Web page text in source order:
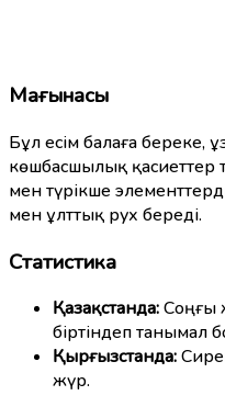
Мағынасы
Бұл есім балаға
көшбасшылық қасиеттер
мен түрікше
мен ұлттық рух береді.
Статистика
Қазақстанда:Соңғы
біртіндеп танымал
Қырғызстанда:
жүр.